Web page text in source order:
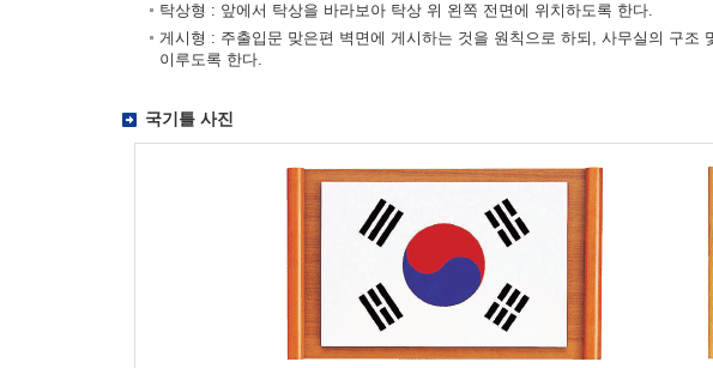
탁상형 : 앞에서 탁상을 바라보아 탁상 위 왼쪽 전면에 위치하도록 한다.
게시형 : 주출입문 맞은편 벽면에 게시하는 것을 원칙으로 하되, 사무실의 구조
이루도록 한다.
국기틀 사진